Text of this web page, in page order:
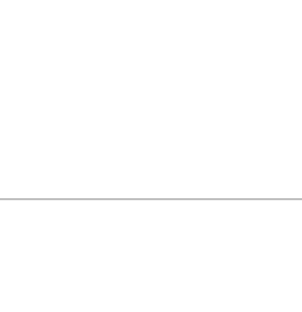
и стабильность на нашей